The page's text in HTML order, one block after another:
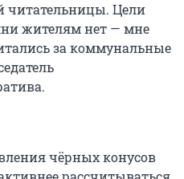
читательницы. Цели
жителям нет — мне
за коммунальные
чёрных конусов